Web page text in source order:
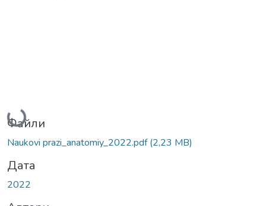
Вантажиться...
Файли
Naukovi prazi_anatomiy_2022.pdf(2,23 MB)
Дата
2022